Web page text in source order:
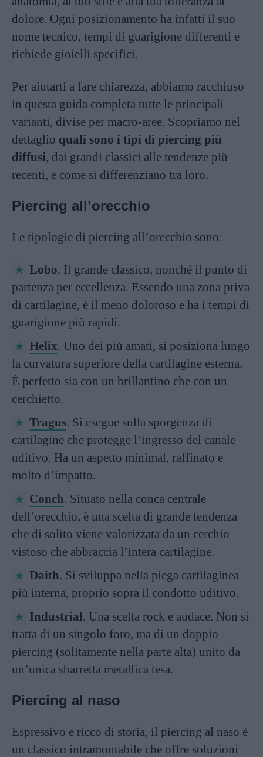
dolore. Ogni posizionamento ha infatti il suo
nome tecnico, tempi di guarigione differenti e
richiede gioielli specifici.
Per aiutarti a fare chiarezza, abbiamo racchiuso
in questa guida completa tutte le principali
varianti, divise per macro-aree. Scopriamo nel
dettaglio quali sono i tipi di piercing più
diffusi, dai grandi classici alle tendenze più
recenti, e come si differenziano tra loro.
Piercing all’orecchio
Le tipologie di piercing all’orecchio sono:
Lobo. Il grande classico, nonché il punto di
partenza per eccellenza. Essendo una zona priva
di cartilagine, è il meno doloroso e ha i tempi di
guarigione più rapidi.
Helix. Uno dei più amati, si posiziona lungo
la curvatura superiore della cartilagine esterna.
È perfetto sia con un brillantino che con un
cerchietto.
Tragus. Si esegue sulla sporgenza di
cartilagine che protegge l’ingresso del canale
uditivo. Ha un aspetto minimal, raffinato e
molto d’impatto.
Conch. Situato nella conca centrale
dell’orecchio, è una scelta di grande tendenza
che di solito viene valorizzata da un cerchio
vistoso che abbraccia l’intera cartilagine.
Daith. Si sviluppa nella piega cartilaginea
più interna, proprio sopra il condotto uditivo.
Industrial. Una scelta rock e audace. Non si
tratta di un singolo foro, ma di un doppio
piercing (solitamente nella parte alta) unito da
un’unica sbarretta metallica tesa.
Piercing al naso
Espressivo e ricco di storia, il piercing al naso è
un classico intramontabile che offre soluzioni